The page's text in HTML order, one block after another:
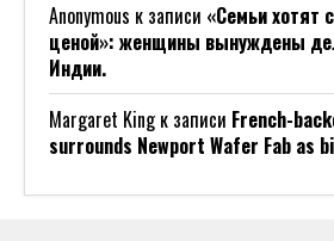
Anonymous к записи «Семьи хотят
ценой»: женщины вынуждены
Индии.
Margaret Kingк записи French-
surrounds Newport Wafer Fab as